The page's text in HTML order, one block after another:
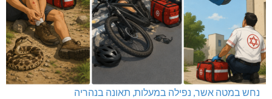
נחש במטה אשר, נפילה במעלות, תאונה בנהריה